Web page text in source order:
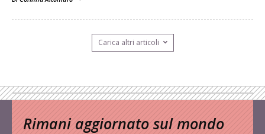
Carica altri articoli
Rimani aggiornato sul mondo